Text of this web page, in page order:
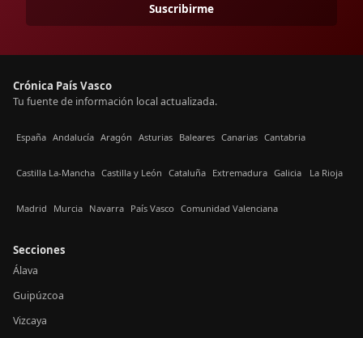
Suscribirme
Crónica País Vasco
Tu fuente de información local actualizada.
España Andalucía Aragón Asturias Baleares Canarias Cantabria
Castilla La-Mancha Castilla y León Cataluña Extremadura Galicia La Rioja
Madrid Murcia Navarra País Vasco Comunidad Valenciana
Secciones
Álava
Guipúzcoa
Vizcaya